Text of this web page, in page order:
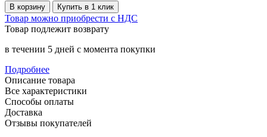
В корзину Купить в 1 клик
Товар можно приобрести с НДС
Товар подлежит возврату
в течении 5 дней с момента покупки
Подробнее
Описание товара
Все характеристики
Способы оплаты
Доставка
Отзывы покупателей